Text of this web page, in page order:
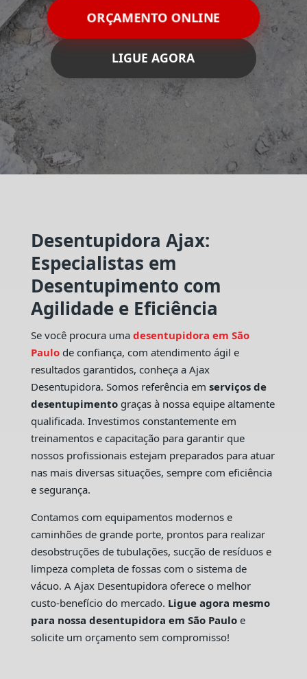
ORÇAMENTO ONLINE
LIGUE AGORA
Desentupidora Ajax:
Especialistas em
Desentupimento com
Agilidade e Eficiência
Se você procura uma desentupidora em São
Paulo de confiança, com atendimento ágil e
resultados garantidos, conheça a Ajax
Desentupidora. Somos referência em serviços de
desentupimentograças à nossa equipe altamente
qualificada. Investimos constantemente em
treinamentos e capacitação para garantir que
nossos profissionais estejam preparados para atuar
nas mais diversas situações, sempre com eficiência
e segurança.
Contamos com equipamentos modernos e
caminhões de grande porte, prontos para realizar
desobstruções de tubulações, sucção de resíduos e
limpeza completa de fossas com o sistema de
vácuo. A Ajax Desentupidora oferece o melhor
custo-benefício do mercado. Ligue agora mesmo
para nossa desentupidora em São Pauloe
solicite um orçamento sem compromisso!